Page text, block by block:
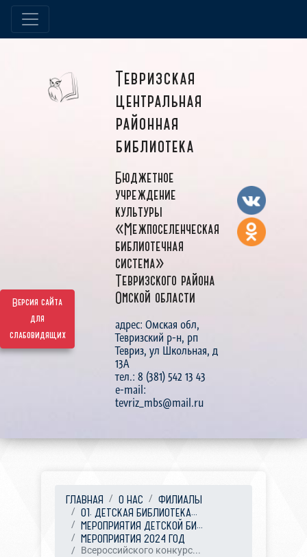
Версия сайта
для
слабовидящих
Тевризская
центральная
районная
библиотека
Бюджетное
учреждение
культуры
«Межпоселенческая
библиотечная
система»
Тевризского района
Омской области
адрес: Омская обл,
Тевризский р-н, рп
Тевриз, ул Школьная, д
13А
тел.: 8 (381) 542 13 43
e-mail:
tevriz_mbs@mail.ru
ГЛАВНАЯ О НАС
ФИЛИАЛЫ
01. ДЕТСКАЯ БИБЛИОТЕКА...
МЕРОПРИЯТИЯ ДЕТСКОЙ БИ...
МЕРОПРИЯТИЯ 2024 ГОД
Всероссийского конкурс...